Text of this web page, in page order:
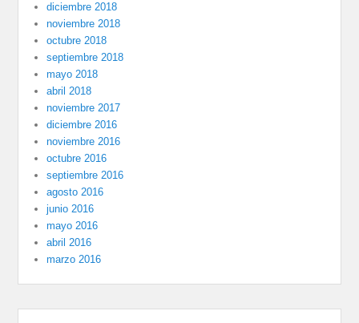
diciembre 2018
noviembre 2018
octubre 2018
septiembre 2018
mayo 2018
abril 2018
noviembre 2017
diciembre 2016
noviembre 2016
octubre 2016
septiembre 2016
agosto 2016
junio 2016
mayo 2016
abril 2016
marzo 2016